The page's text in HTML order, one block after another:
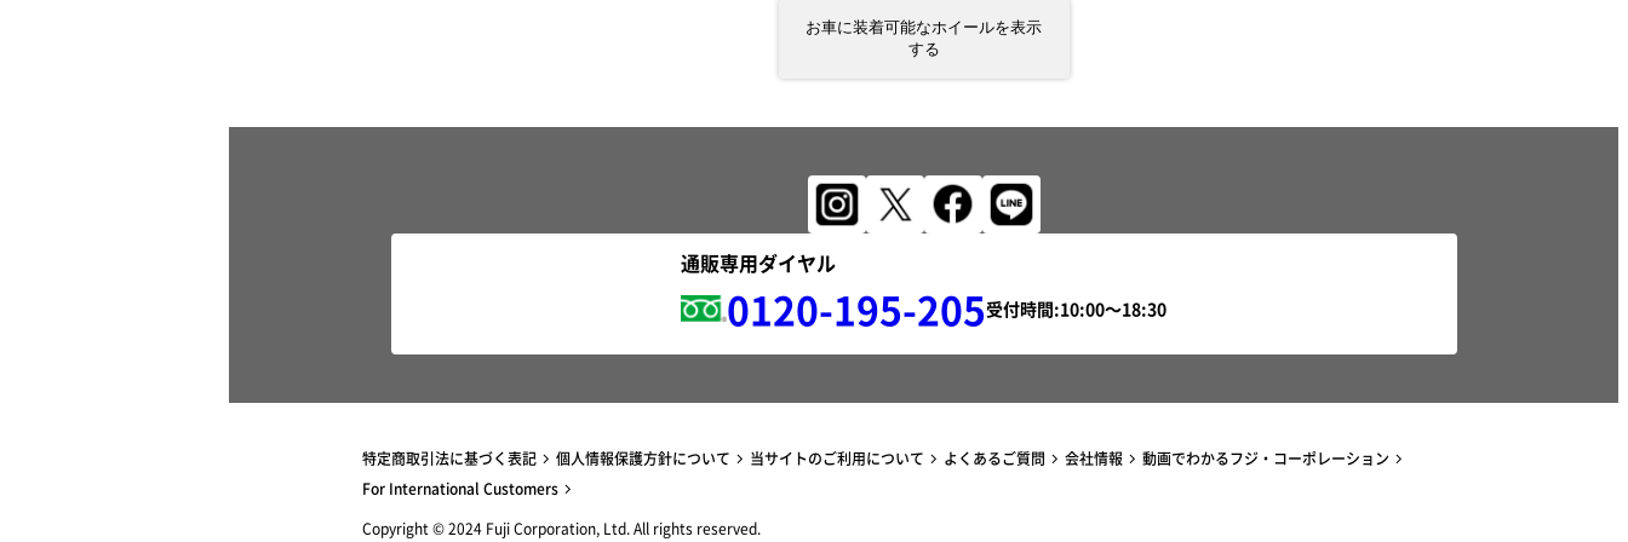
お車に装着可能なホイールを表示
する
通販専用ダイヤル
0120-195-205受付時間:
特定商取引法に基づく表記 個人情報保護方針について 当サイトのご利用について よくあるご質問 会社情報
動画でわかるフジ・コーポレーション
For International Customers
Copyright © 2024 Fuji Corporation, Ltd. All rights reserved.